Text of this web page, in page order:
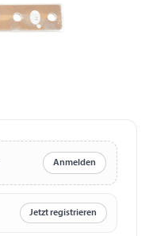
Anmelden
Jetzt registrieren